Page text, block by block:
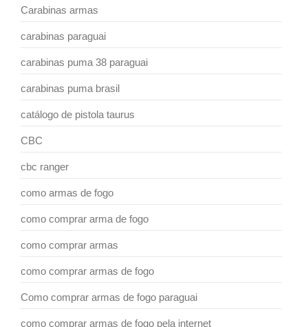
Carabinas armas
carabinas paraguai
carabinas puma 38 paraguai
carabinas puma brasil
catálogo de pistola taurus
CBC
cbc ranger
como armas de fogo
como comprar arma de fogo
como comprar armas
como comprar armas de fogo
Como comprar armas de fogo paraguai
como comprar armas de fogo pela internet